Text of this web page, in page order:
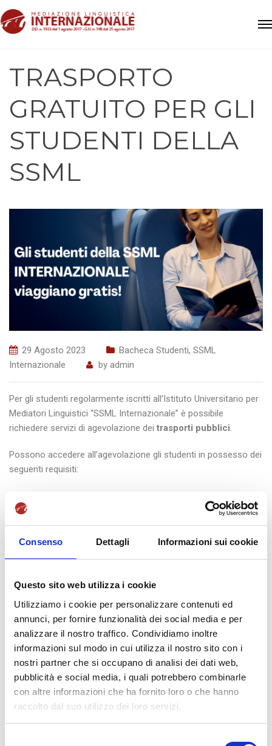
Consenso Dettagli Informazioni sui cookie
Questo sito web utilizza i cookie
Utilizziamo i cookie per personalizzare contenuti ed
annunci, per fornire funzionalità dei social media e per
analizzare il nostro traffico. Condividiamo inoltre
informazioni sul modo in cui utilizza il nostro sito con i
nostri partner che si occupano di analisi dei dati web,
pubblicità e social media, i quali potrebbero combinarle
con altre informazioni che ha fornito loro o che hanno
raccolto dal suo utilizzo dei loro servizi.
TRASPORTO
GRATUITO PER GLI
STUDENTI DELLA
SSML
29 Agosto 2023 Bacheca Studenti, SSML
Internazionale
by admin
Per gli studenti regolarmente iscritti all’Istituto Universitario per
Mediatori Linguistici “SSML Internazionale” è possibile
richiedere servizi di agevolazione dei trasporti pubblici.
Possono accedere all’agevolazione gli studenti in possesso dei
seguenti requisiti:
– età fino ai 26 anni compiuti;
– regolarità amministrativa (Tasse di frequenza e Tassa
– possesso della certificazione ISEE non superiore a € 35.000.
La procedura di richiesta può essere effettuata
esclusivamenteonline, attraverso l’apposita APP del
Consorzio Unico Campania, con una procedura snella ed
agevole che consente il caricamento dei documenti richiesti
sulla piattaforma